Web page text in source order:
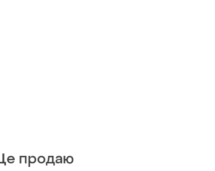
продаю